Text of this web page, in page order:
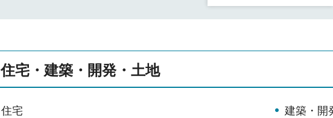
住宅・建築・開発・土地
住宅 建築・開